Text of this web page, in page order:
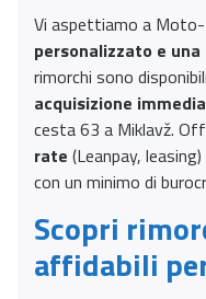
Vi aspettiamo a
personalizzato e
rimorchi sono
acquisizione
cesta 63 a Miklavž.
rate (Leanpay,
con un minimo di
Scopri
affidabili